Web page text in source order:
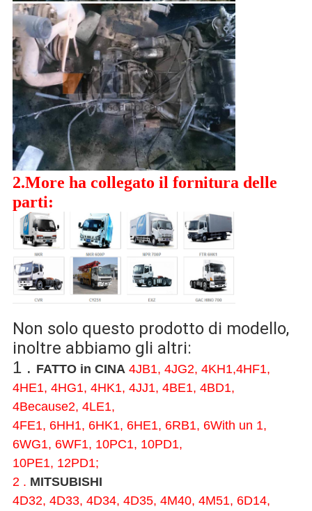
2.More ha collegato il fornitura delle
parti:
Non solo questo prodotto di modello,
inoltre abbiamo gli altri:
1 . FATTO in CINA 4JB1, 4JG2, 4KH1,4HF1,
4HE1, 4HG1, 4HK1, 4JJ1, 4BE1, 4BD1,
4Because2, 4LE1,
4FE1, 6HH1, 6HK1, 6HE1, 6RB1, 6With un 1,
6WG1, 6WF1, 10PC1, 10PD1,
10PE1, 12PD1;
2 . MITSUBISHI
4D32, 4D33, 4D34, 4D35, 4M40, 4M51, 6D14,